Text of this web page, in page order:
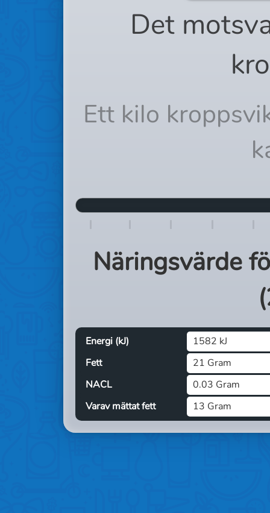
Det
Ett kilo
Näringsvärde
(
Energi (kJ)
1582 kJ
Fett
21 Gram
NACL
0.03 Gram
Varav mättat fett
13 Gram